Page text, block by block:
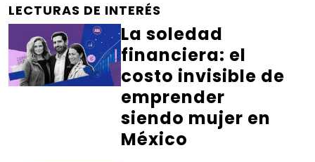
LECTURAS DE INTERÉS
La soledad
financiera: el
costo invisible de
emprender
siendo mujer en
México